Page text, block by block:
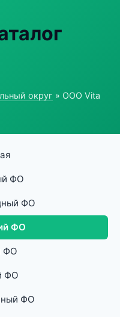
округ » ООО Vita
ФО
ФО
ФО
ФО
ФО
ФО